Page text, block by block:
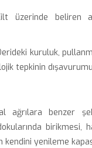
üzerinde beliren
kuruluk,
tepkinin
ağrılara benzer
birikmesi,
yenileme